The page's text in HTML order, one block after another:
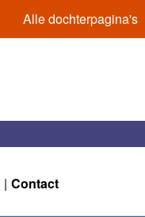
Alle dochterpagina's
Contact